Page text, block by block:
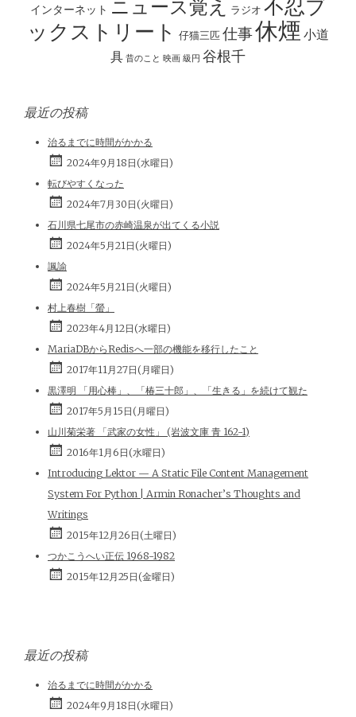
ョ
ン
インターネット ニュース覚え ラジオ 不忍ブ
ックストリート
仔猫三匹 仕事休煙 小道
具 昔のこと 映画 級円 谷根千
最近の投稿
治るまでに時間がかかる
2024年9月18日(水曜日)
転びやすくなった
2024年7月30日(火曜日)
石川県七尾市の赤崎温泉が出てくる小説
2024年5月21日(火曜日)
諷諭
2024年5月21日(火曜日)
村上春樹「螢」
2023年4月12日(水曜日)
MariaDBからRedisへ一部の機能を移行したこと
2017年11月27日(月曜日)
黒澤明 「用心棒」、「椿三十郎」、「生きる」を続けて観た
2017年5月15日(月曜日)
山川菊栄著 「武家の女性」 (岩波文庫 青 162-1)
2016年1月6日(水曜日)
Introducing Lektor — A Static File Content Management
System For Python | Armin Ronacher’s Thoughts and
Writings
2015年12月26日(土曜日)
つかこうへい正伝 1968-1982
2015年12月25日(金曜日)
最近の投稿
治るまでに時間がかかる
2024年9月18日(水曜日)